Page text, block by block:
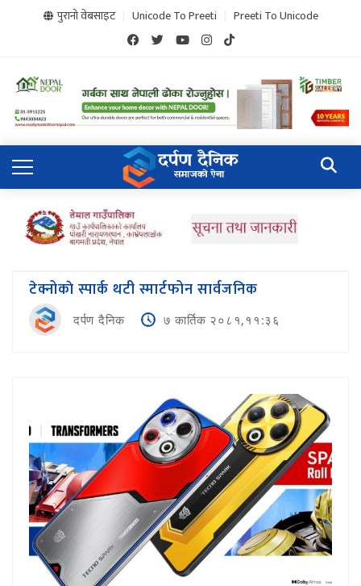
पुरानो वेबसाइट Unicode To Preeti Preeti To Unicode
टेक्नोकाे स्पार्क थटी स्मार्टफोन सार्वजनिक
दर्पण दैनिक ७ कार्तिक २०८१,११:३६